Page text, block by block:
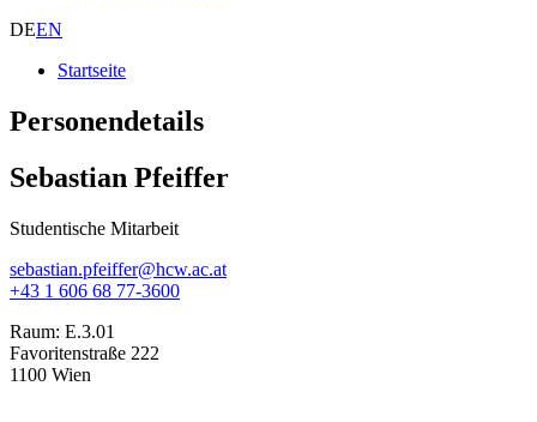
DEEN
Startseite
Personendetails
Sebastian Pfeiffer
Studentische Mitarbeit
sebastian.pfeiffer@hcw.ac.at
+43 1 606 68 77-3600
Raum: E.3.01
Favoritenstraße 222
1100 Wien